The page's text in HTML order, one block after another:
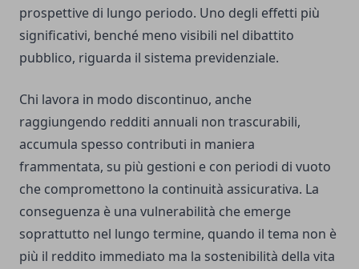
prospettive di lungo periodo. Uno degli effetti più
significativi, benché meno visibili nel dibattito
pubblico, riguarda il sistema previdenziale.
Chi lavora in modo discontinuo, anche
raggiungendo redditi annuali non trascurabili,
accumula spesso contributi in maniera
frammentata, su più gestioni e con periodi di vuoto
che compromettono la continuità assicurativa. La
conseguenza è una vulnerabilità che emerge
soprattutto nel lungo termine, quando il tema non è
più il reddito immediato ma la sostenibilità della vita